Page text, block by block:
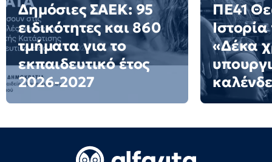
Δημόσιες ΣΑΕΚ: 95
ειδικότητες και 860
τμήματα για το
εκπαιδευτικό έτος
2026-2027
ΠΕ41
«Δέκα